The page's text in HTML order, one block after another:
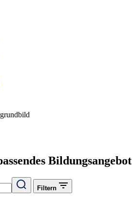
Bildungsangebot
Filtern